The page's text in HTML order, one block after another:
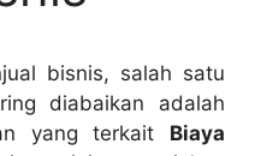
bisnis, salah satu
diabaikan adalah
yang terkait Biaya